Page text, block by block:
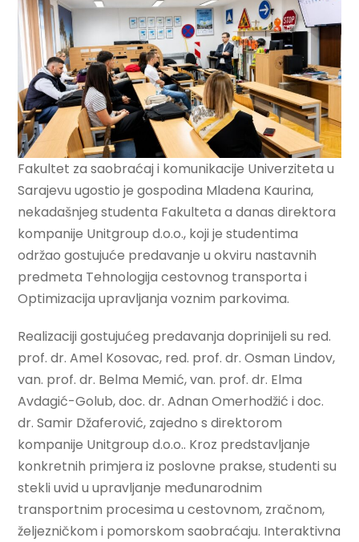
Fakultet za saobraćaj i komunikacije Univerziteta u
Sarajevu ugostio je gospodina Mladena Kaurina,
nekadašnjeg studenta Fakulteta a danas direktora
kompanije Unitgroup d.o.o., koji je studentima
održao gostujuće predavanje u okviru nastavnih
predmeta Tehnologija cestovnog transporta i
Optimizacija upravljanja voznim parkovima.
Realizaciji gostujućeg predavanja doprinijeli su red.
prof. dr. Amel Kosovac, red. prof. dr. Osman Lindov,
van. prof. dr. Belma Memić, van. prof. dr. Elma
Avdagić-Golub, doc. dr. Adnan Omerhodžić i doc.
dr. Samir Džaferović, zajedno s direktorom
kompanije Unitgroup d.o.o.. Kroz predstavljanje
konkretnih primjera iz poslovne prakse, studenti su
stekli uvid u upravljanje međunarodnim
transportnim procesima u cestovnom, zračnom,
željezničkom i pomorskom saobraćaju. Interaktivna